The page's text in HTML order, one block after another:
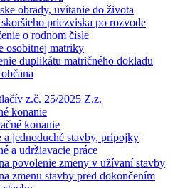
obrady, uvítanie do života
priezviska po rozvode
o rodnom čísle
osobitnej matriky
duplikátu matričného dokladu
z.č. 25/2025 Z.z.
konanie
konanie
a jednoduché stavby, prípojky
a udržiavacie práce
povolenie zmeny v užívaní stavby
zmenu stavby pred dokončením